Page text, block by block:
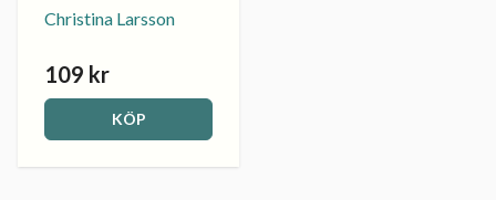
Christina Larsson
109 kr
KÖP